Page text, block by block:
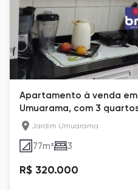
Apartamento à venda em
Umuarama, com 3
Mato Grosso
Jardim Umuarama
77m² 3
R$ 320.000